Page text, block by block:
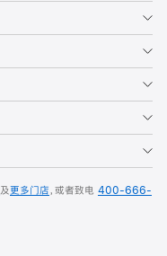
及更多门店，或者致电 400-666-